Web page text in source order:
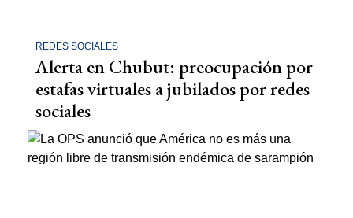
REDES SOCIALES
Alerta en Chubut: preocupación por
estafas virtuales a jubilados por redes
sociales